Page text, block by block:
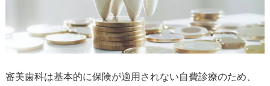
審美歯科は基本的に保険が適用されない自費診療のため、